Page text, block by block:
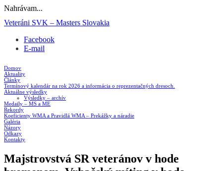
Nahrávam...
Prejsť
obsah
Veteráni SVK – Masters Slovakia
Facebook
E-mail
Domov
Aktuality
Články
Termínový kalendár na rok 2026 a informácia o reprezentačných dresoch.
Aktuálne výsledky
Výsledky – archív
Medaily – MS a ME
Rekordy
Koeficienty WMA a Pravidlá WMA – Prekážky a náradie
Galéria
Názory
Odkazy
Kontakty
Majstrovstvá SR veteránov v hode